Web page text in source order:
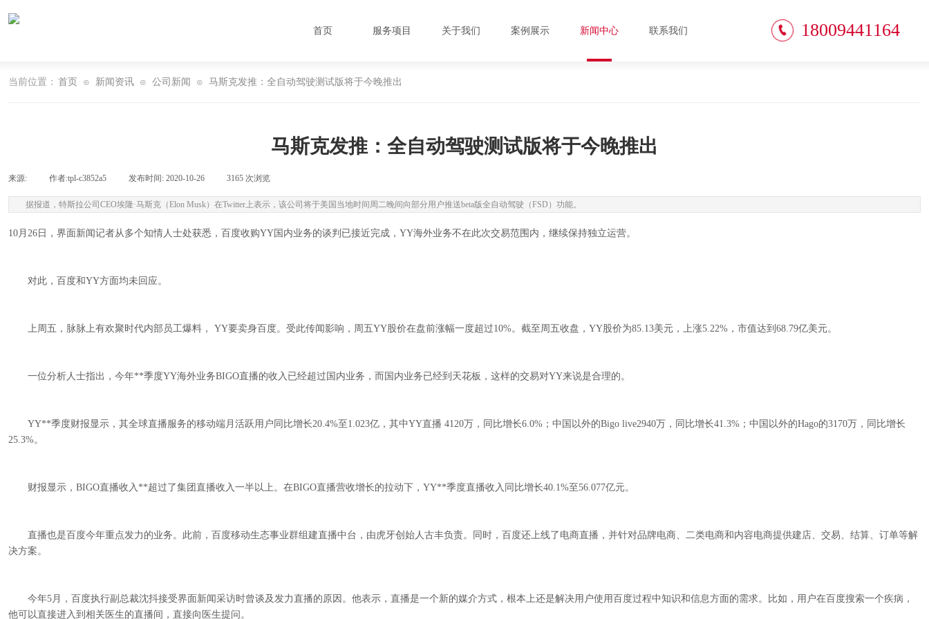
首页 服务项目 关于我们 案例展示 新闻中心 联系我们 18009441164
当前位置： 首页 ⊙ 新闻资讯 ⊙ 公司新闻 ⊙ 马斯克发推：全自动驾驶测试版将于今晚推出
马斯克发推：全自动驾驶测试版将于今晚推出
来源: 作者:tpl-c3852a5 发布时间: 2020-10-26 3165 次浏览
据报道，特斯拉公司CEO埃隆·马斯克（Elon Musk）在Twitter上表示，该公司将于美国当地时间周二晚间向部分用户推送beta版全自动驾驶（FSD）功能。
10月26日，界面新闻记者从多个知情人士处获悉，百度收购YY国内业务的谈判已接近完成，YY海外业务不在此次交易范围内，继续保持独立运营。
对此，百度和YY方面均未回应。
上周五，脉脉上有欢聚时代内部员工爆料， YY要卖身百度。受此传闻影响，周五YY股价在盘前涨幅一度超过10%。截至周五收盘，YY股价为85.13美元，上涨5.22%，市值达到68.79亿美元。
一位分析人士指出，今年**季度YY海外业务BIGO直播的收入已经超过国内业务，而国内业务已经到天花板，这样的交易对YY来说是合理的。
YY**季度财报显示，其全球直播服务的移动端月活跃用户同比增长20.4%至1.023亿，其中YY直播 4120万，同比增长6.0%；中国以外的Bigo live2940万，同比增长41.3%；中国以外的Hago的3170万，同比增长
25.3%。
财报显示，BIGO直播收入**超过了集团直播收入一半以上。在BIGO直播营收增长的拉动下，YY**季度直播收入同比增长40.1%至56.077亿元。
直播也是百度今年重点发力的业务。此前，百度移动生态事业群组建直播中台，由虎牙创始人古丰负责。同时，百度还上线了电商直播，并针对品牌电商、二类电商和内容电商提供建店、交易、结算、订单等解
决方案。
今年5月，百度执行副总裁沈抖接受界面新闻采访时曾谈及发力直播的原因。他表示，直播是一个新的媒介方式，根本上还是解决用户使用百度过程中知识和信息方面的需求。比如，用户在百度搜索一个疾病，
他可以直接进入到相关医生的直播间，直接向医生提问。